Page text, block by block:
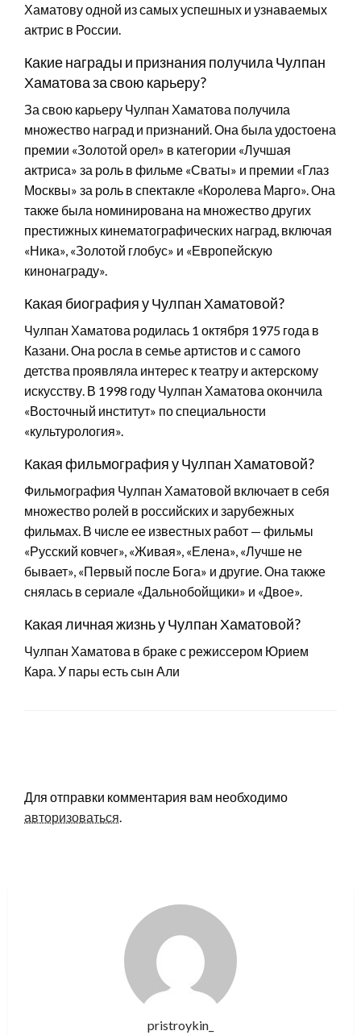
Хаматову одной из самых успешных и узнаваемых
актрис в России.
Какие награды и признания получила Чулпан
Хаматова за свою карьеру?
За свою карьеру Чулпан Хаматова получила
множество наград и признаний. Она была удостоена
премии «Золотой орел» в категории «Лучшая
актриса» за роль в фильме «Сваты» и премии «Глаз
Москвы» за роль в спектакле «Королева Марго». Она
также была номинирована на множество других
престижных кинематографических наград, включая
«Ника», «Золотой глобус» и «Европейскую
кинонаграду».
Какая биография у Чулпан Хаматовой?
Чулпан Хаматова родилась 1 октября 1975 года в
Казани. Она росла в семье артистов и с самого
детства проявляла интерес к театру и актерскому
искусству. В 1998 году Чулпан Хаматова окончила
«Восточный институт» по специальности
«культурология».
Какая фильмография у Чулпан Хаматовой?
Фильмография Чулпан Хаматовой включает в себя
множество ролей в российских и зарубежных
фильмах. В числе ее известных работ — фильмы
«Русский ковчег», «Живая», «Елена», «Лучше не
бывает», «Первый после Бога» и другие. Она также
снялась в сериале «Дальнобойщики» и «Двое».
Какая личная жизнь у Чулпан Хаматовой?
Чулпан Хаматова в браке с режиссером Юрием
Кара. У пары есть сын Али
Для отправки комментария вам необходимо
авторизоваться.
pristroykin_